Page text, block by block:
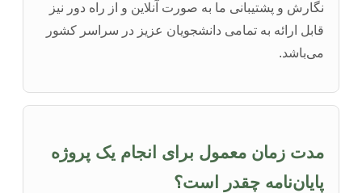
نگارش و پشتیبانی ما به صورت آنلاین و از راه دور نیز
قابل ارائه به تمامی دانشجویان عزیز در سراسر کشور
می‌باشد.
مدت زمان معمول برای انجام یک پروژه
پایان‌نامه چقدر است؟